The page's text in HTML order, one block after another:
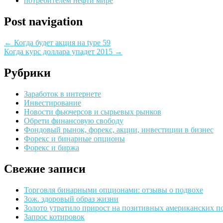
Post navigation
← Когда будет акция на type 59
Когда курс доллара упадет 2015 →
Рубрики
Заработок в интернете
Инвестирование
Новости фьючерсов и сырьевых рынков
Обрети финансовую свободу
Фондовый рынок, форекс, акции, инвестиции в бизнес
Форекс и бинарные опционы
Форекс и биржа
Свежие записи
Торговля бинарными опционами: отзывы о подвохе
Зож. здоровый образ жизни
Золото утратило прирост на позитивных американских
Запрос котировок